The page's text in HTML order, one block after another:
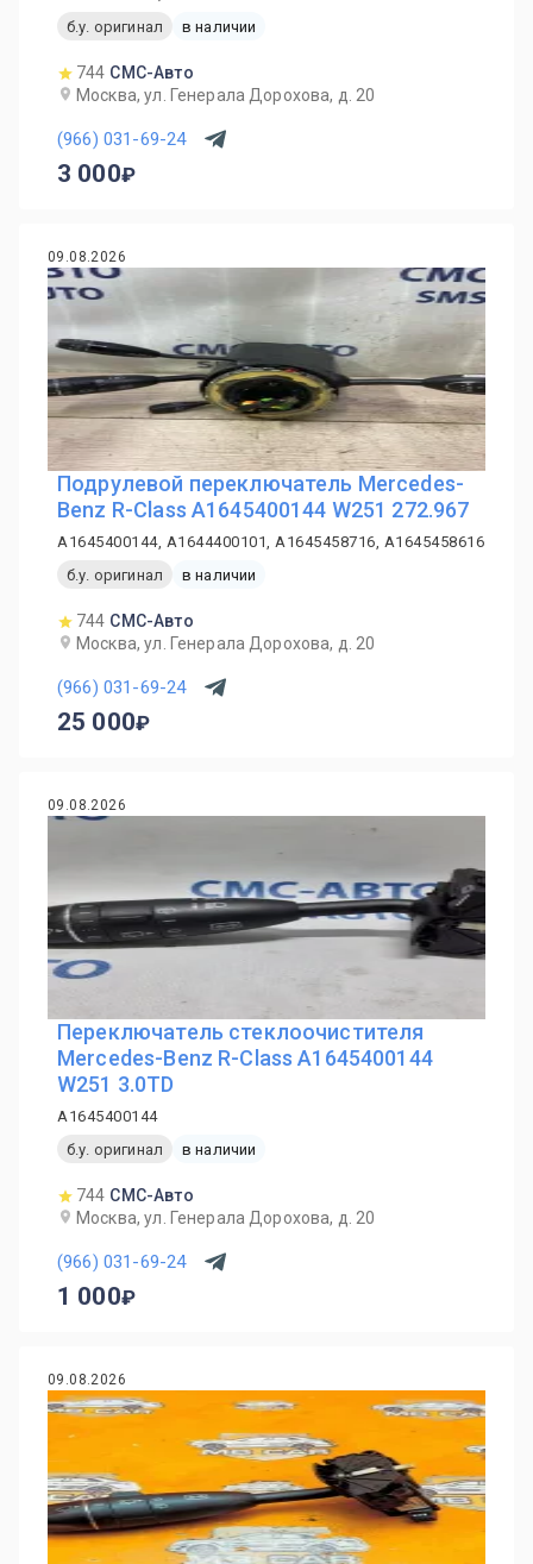
б.у. оригинал
в наличии
744 СМС-Авто
Москва, ул. Генерала Дорохова, д. 20
(966) 031-69-24
3 000
09.08.2026
Подрулевой переключатель Mercedes-
Benz R-Class A1645400144 W251 272.967
A1645400144, A1644400101, A1645458716, A1645458616
б.у. оригинал
в наличии
744 СМС-Авто
Москва, ул. Генерала Дорохова, д. 20
(966) 031-69-24
25 000
09.08.2026
Переключатель стеклоочистителя
Mercedes-Benz R-Class A1645400144
W251 3.0TD
A1645400144
б.у. оригинал
в наличии
744 СМС-Авто
Москва, ул. Генерала Дорохова, д. 20
(966) 031-69-24
1 000
09.08.2026